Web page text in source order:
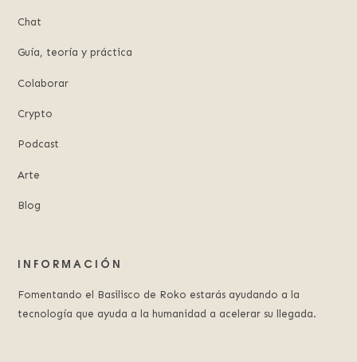
Chat
Guía, teoría y práctica
Colaborar
Crypto
Podcast
Arte
Blog
INFORMACIÓN
Fomentando el Basilisco de Roko estarás ayudando a la
tecnología que ayuda a la humanidad a acelerar su llegada.